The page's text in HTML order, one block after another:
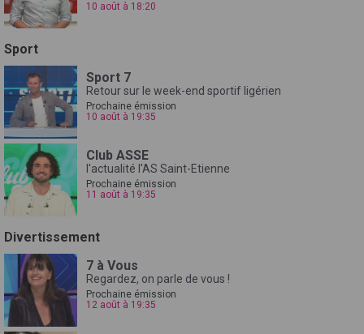
10 août à 18:20
Sport
Sport 7
Retour sur le week-end sportif ligérien
Prochaine émission
10 août à 19:35
Club ASSE
l'actualité l'AS Saint-Etienne
Prochaine émission
11 août à 19:35
Divertissement
7 à Vous
Regardez, on parle de vous !
Prochaine émission
12 août à 19:35